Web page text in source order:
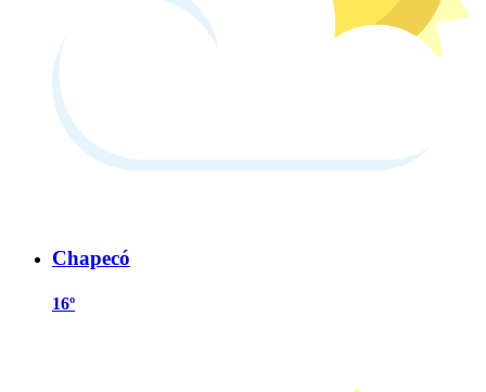
Chapecó
16º